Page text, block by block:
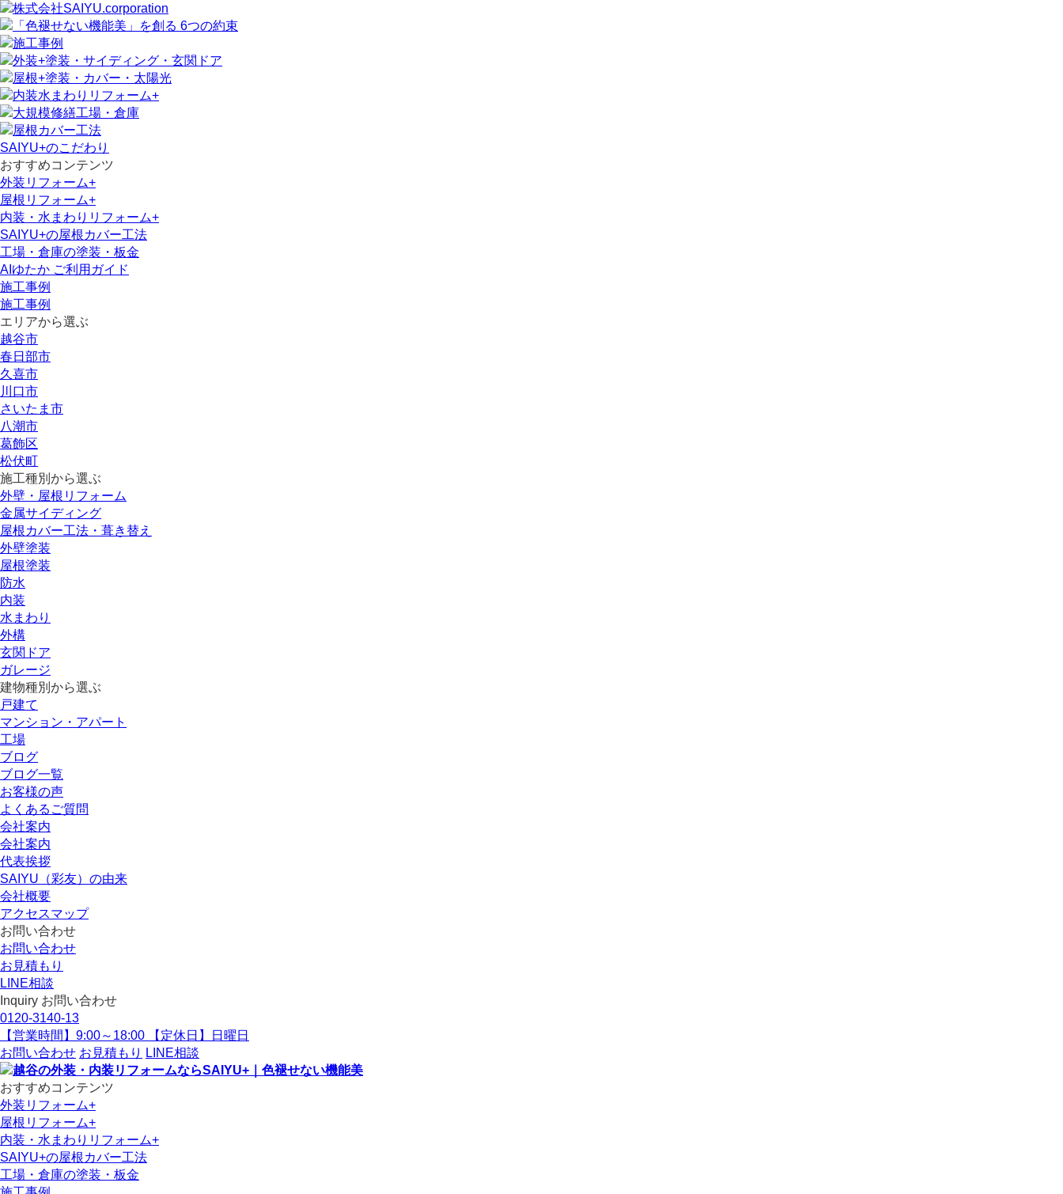
SAIYU+のこだわり
おすすめコンテンツ
外装リフォーム+
屋根リフォーム+
内装・水まわりリフォーム+
SAIYU+の屋根カバー工法
工場・倉庫の塗装・板金
AIゆたか ご利用ガイド
施工事例
施工事例
エリアから選ぶ
越谷市
春日部市
久喜市
川口市
さいたま市
八潮市
葛飾区
松伏町
施工種別から選ぶ
外壁・屋根リフォーム
金属サイディング
屋根カバー工法・葺き替え
外壁塗装
屋根塗装
防水
内装
水まわり
外構
玄関ドア
ガレージ
建物種別から選ぶ
戸建て
マンション・アパート
工場
ブログ
ブログ一覧
お客様の声
よくあるご質問
会社案内
会社案内
代表挨拶
SAIYU（彩友）の由来
会社概要
アクセスマップ
お問い合わせ
お問い合わせ
お見積もり
LINE相談
Inquiry お問い合わせ
0120-3140-13
【営業時間】9:00～18:00 【定休日】日曜日
お問い合わせ お見積もり LINE相談
おすすめコンテンツ
外装リフォーム+
屋根リフォーム+
内装・水まわりリフォーム+
SAIYU+の屋根カバー工法
工場・倉庫の塗装・板金